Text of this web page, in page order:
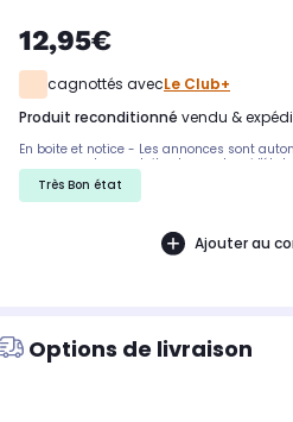
12,95€
cagnottés avecLe Club+
produit reconditionné vendu &
En boite et notice - Les annonces sont
rayures sur les produits, demandez si
important. Nous ne pouvons pas tout
Très Bon état
Ajouter au
Options de livraison